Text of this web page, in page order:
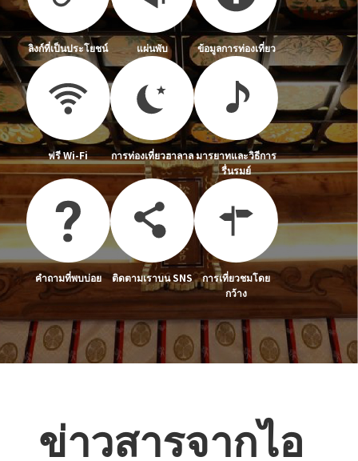
ลิงก์ที่เป็นประโยชน์ แผ่นพับ ข้อมูลการท่องเที่ยว
ฟรี Wi-Fi การท่องเที่ยวฮาลาลมารยาทและวิธีการ
รื่นรมย์
คำถามที่พบบ่อย ติดตามเราบน SNS
การเที่ยวชมโดย
กว้าง
ข่าวสารจากไอ